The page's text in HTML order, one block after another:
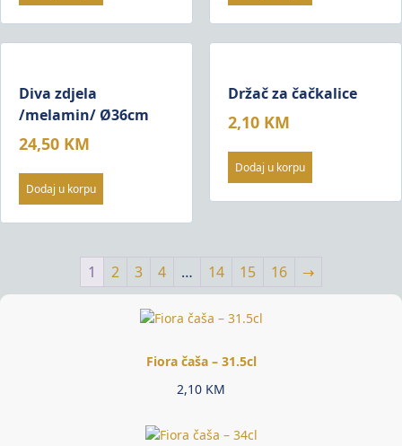
Diva zdjela
/melamin/ Ø36cm
24,50 KM
Dodaj u korpu
Držač za čačkalice
2,10 KM
Dodaj u korpu
1 2 3 4 … 14 15 16 →
Fiora čaša – 31.5cl
2,10 KM